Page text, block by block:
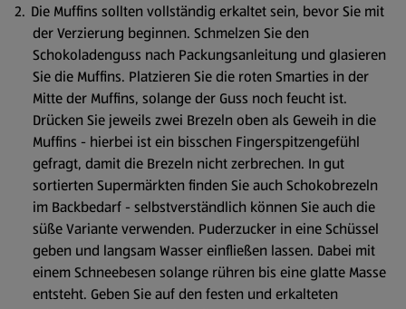
Die Muffins sollten vollständig erkaltet sein, bevor Sie mit
der Verzierung beginnen. Schmelzen Sie den
Schokoladenguss nach Packungsanleitung und glasieren
Sie die Muffins. Platzieren Sie die roten Smarties in der
Mitte der Muffins, solange der Guss noch feucht ist.
Drücken Sie jeweils zwei Brezeln oben als Geweih in die
Muffins - hierbei ist ein bisschen Fingerspitzengefühl
gefragt, damit die Brezeln nicht zerbrechen. In gut
sortierten Supermärkten finden Sie auch Schokobrezeln
im Backbedarf - selbstverständlich können Sie auch die
süße Variante verwenden. Puderzucker in eine Schüssel
geben und langsam Wasser einfließen lassen. Dabei mit
einem Schneebesen solange rühren bis eine glatte Masse
entsteht. Geben Sie auf den festen und erkalteten